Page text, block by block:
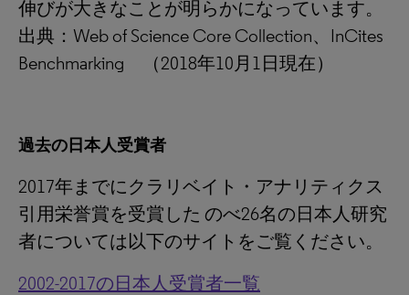
伸びが大きなことが明らかになっています。
出典：Web of Science Core Collection、InCites
Benchmarking （2018年10月1日現在）
過去の日本人受賞者
2017年までにクラリベイト・アナリティクス
引用栄誉賞を受賞した のべ26名の日本人研究
者については以下のサイトをご覧ください。
2002-2017の日本人受賞者一覧